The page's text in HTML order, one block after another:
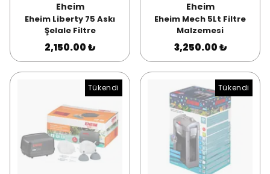
Eheim
Eheim Liberty 75 Askı
Şelale Filtre
2,150.00 ₺
Eheim
Eheim Mech 5Lt Filtre
Malzemesi
3,250.00 ₺
Tükendi Tükendi